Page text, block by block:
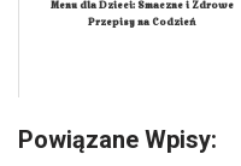
Menu dla Dzieci: Smaczne i Zdrowe
Przepisy na Codzień
Powiązane Wpisy: